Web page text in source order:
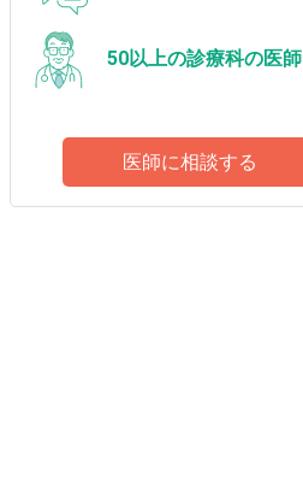
50以上の診療科の医師
医師に相談する